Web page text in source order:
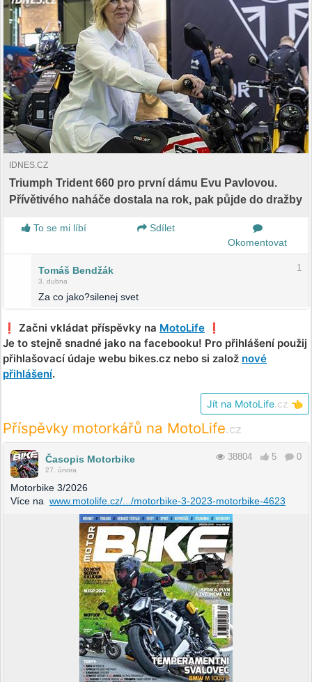
IDNES.CZ
Triumph Trident 660 pro první dámu Evu Pavlovou.
Přívětivého naháče dostala na rok, pak půjde do dražby
To se mi líbí
Sdílet
Okomentovat
Tomáš Bendžák
3. dubna
1
Za co jako?silenej svet
❗️ Začni vkládat příspěvky na MotoLife ❗️
Je to stejně snadné jako na facebooku! Pro přihlášení použij
přihlašovací údaje webu bikes.cz nebo si založ nové
přihlášení.
Jít na MotoLife .cz 👈
Příspěvky motorkářů na MotoLife.cz
Časopis Motorbike
27. února
38804 5 0
Motorbike 3/2026
Více na www.motolife.cz/.../motorbike-3-2023-motorbike-4623